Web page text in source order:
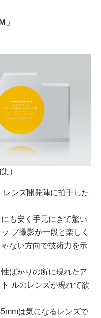
」
）
レンズ開発陣に拍⼿した
も安く⼿元にきて驚い
プ撮影が⼀段と楽しく
ない⽅向で技術⼒を⽰
ばかりの所に現れたア
ルのレンズが現れて欲
は気になるレンズで